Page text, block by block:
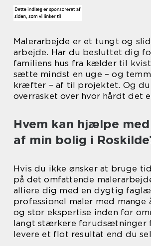
Malerarbejde er et tungt og
arbejde. Har du besluttet dig
familiens hus fra kælder til
sætte mindst en uge – og
kræfter – af til projektet. Og
overrasket over hvor hårdt det
Hvem kan hjælpe
af min bolig i
Hvis du ikke ønsker at bruge
på det omfattende
alliere dig med en dygtig
professionel maler med mange
og stor ekspertise inden for
langt stærkere forudsætninger
levere et flot resultat end du